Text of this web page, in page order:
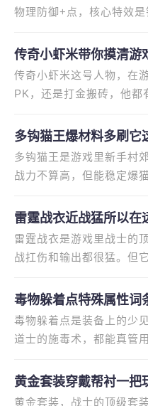
物理防御+点，核心特效
传奇小虾米带你摸清游
传奇小虾米这号人物，在
PK，还是打金搬砖，他
多钩猫王爆材料多刷它
多钩猫王是游戏里新手村
战力不算高，但能稳定爆
雷霆战衣近战猛所以在
雷霆战衣是游戏里战士的
战扛伤和输出都很猛。但
毒物躲着点特殊属性词
毒物躲着点是装备上的少
道士的施毒术，都能真管
黄金套装穿戴帮衬一把
黄金套装，战士的顶级套